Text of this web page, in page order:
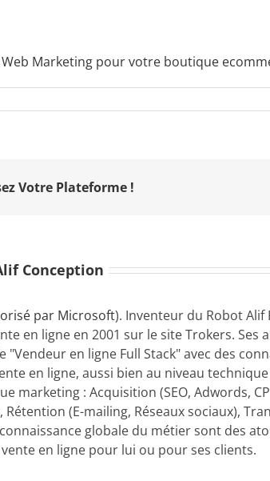
Marketing pour votre boutique
Votre Plateforme !
Conception
par Microsoft). Inventeur du Robot Alif
en ligne en 2001 sur le site Trokers. Ses
en ligne Full Stack" avec des
en ligne, aussi bien au niveau technique :
marketing : Acquisition (SEO, Adwords,
(E-mailing, Réseaux sociaux),
globale du métier sont des
en ligne pour lui ou pour ses clients.